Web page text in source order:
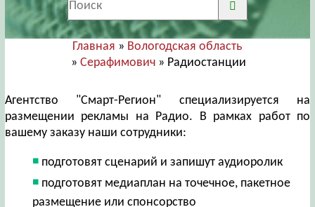
Главная » Вологодская область
»Серафимович » Радиостанции
Агентство "Смарт-Регион" специализируется на
размещении рекламы на Радио. В рамках работ по
вашему заказу наши сотрудники:
подготовят сценарий и запишут аудиоролик
подготовят медиаплан на точечное, пакетное
размещение или спонсорство